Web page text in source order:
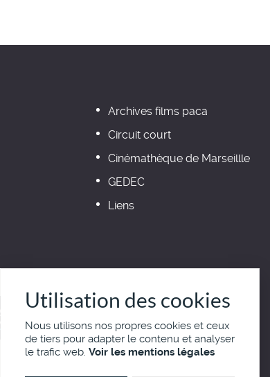
Archives films paca
Circuit court
Cinémathèque de Marseillle
GEDEC
Liens
Utilisation des cookies
Nous utilisons nos propres cookies et ceux
de tiers pour adapter le contenu et analyser
le trafic web. Voir les mentions légales